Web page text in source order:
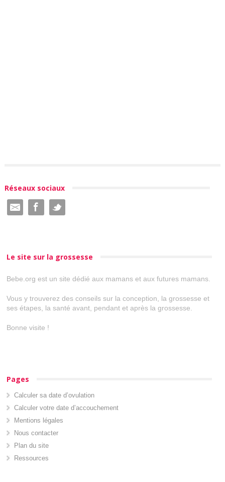
Réseaux sociaux
Le site sur la grossesse
Bebe.org est un site dédié aux mamans et aux futures mamans.
Vous y trouverez des conseils sur la conception, la grossesse et
ses étapes, la santé avant, pendant et après la grossesse.
Bonne visite !
Pages
Calculer sa date d’ovulation
Calculer votre date d’accouchement
Mentions légales
Nous contacter
Plan du site
Ressources